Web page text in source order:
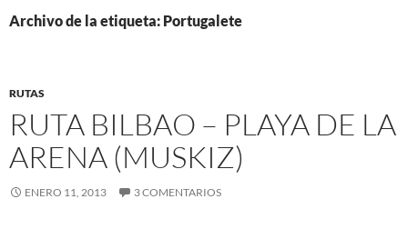
Archivo de la etiqueta: Portugalete
RUTAS
RUTA BILBAO – PLAYA DE LA
ARENA (MUSKIZ)
ENERO 11, 2013 3 COMENTARIOS